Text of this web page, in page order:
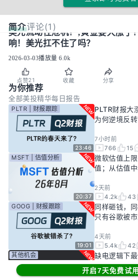
简介评论(1)
美元流动性危机？;黄金要大涨了
响！美光扛不住了吗？
2026-03-03播放量 6.0k
点赞21 收藏 分享
为你推荐
全部美投精华每日报告
23:46
PLTR | 财报跟踪
PLTR财报大
为何逆境反
7小时前
766
15
20:37
MSFT | 估值分析
微软估值上
值；从估值
2天前
4.2k
43
19:01
GOOG | 财报跟踪
同样砸钱，
只有谷歌被
4天前
5.4k
42
其他机会
缺电逻辑下
新基建龙头
会？
开启7天免费试用